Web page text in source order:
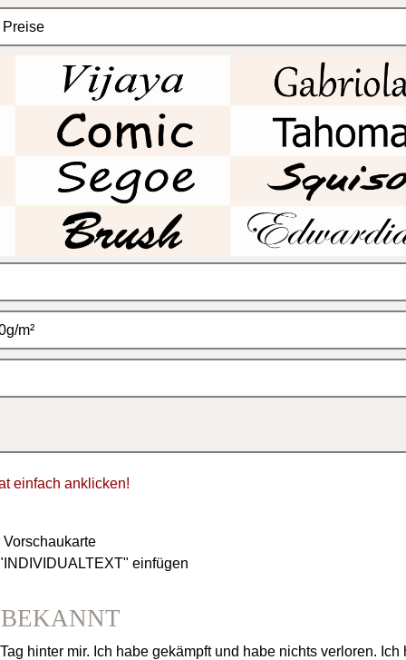
einfach anklicken!
einfügen
hinter mir. Ich habe gekämpft und habe nichts verloren. Ich